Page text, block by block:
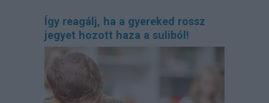
Így reagálj, ha a gyereked rossz
jegyet hozott haza a suliból!